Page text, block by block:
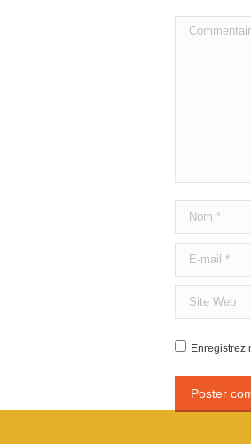
Commentaire
Nom *
E-mail *
Site Web
Enregistrez
Poster